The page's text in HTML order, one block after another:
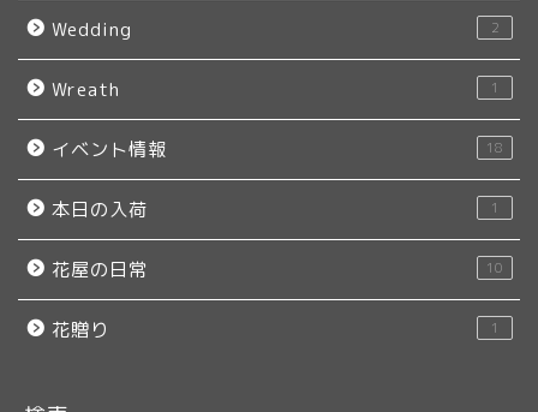
Wedding 2
Wreath 1
イベント情報 18
本日の入荷 1
花屋の日常 10
花贈り 1